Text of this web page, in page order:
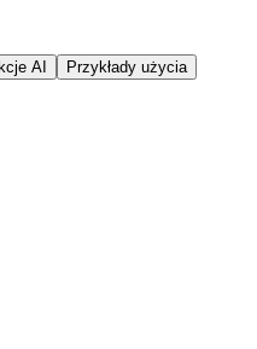
AI
Przykłady użycia